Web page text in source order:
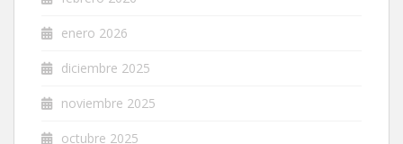
enero 2026
diciembre 2025
noviembre 2025
octubre 2025